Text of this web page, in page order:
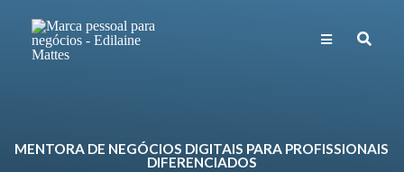
MENTORA DE NEGÓCIOS DIGITAIS PARA PROFISSIONAIS
DIFERENCIADOS